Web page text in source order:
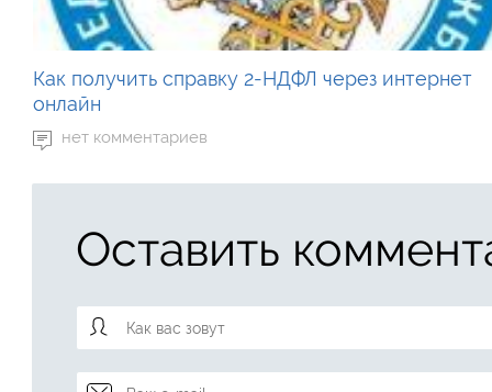
Как получить справку 2-НДФЛ через интернет
онлайн
нет комментариев
Оставить